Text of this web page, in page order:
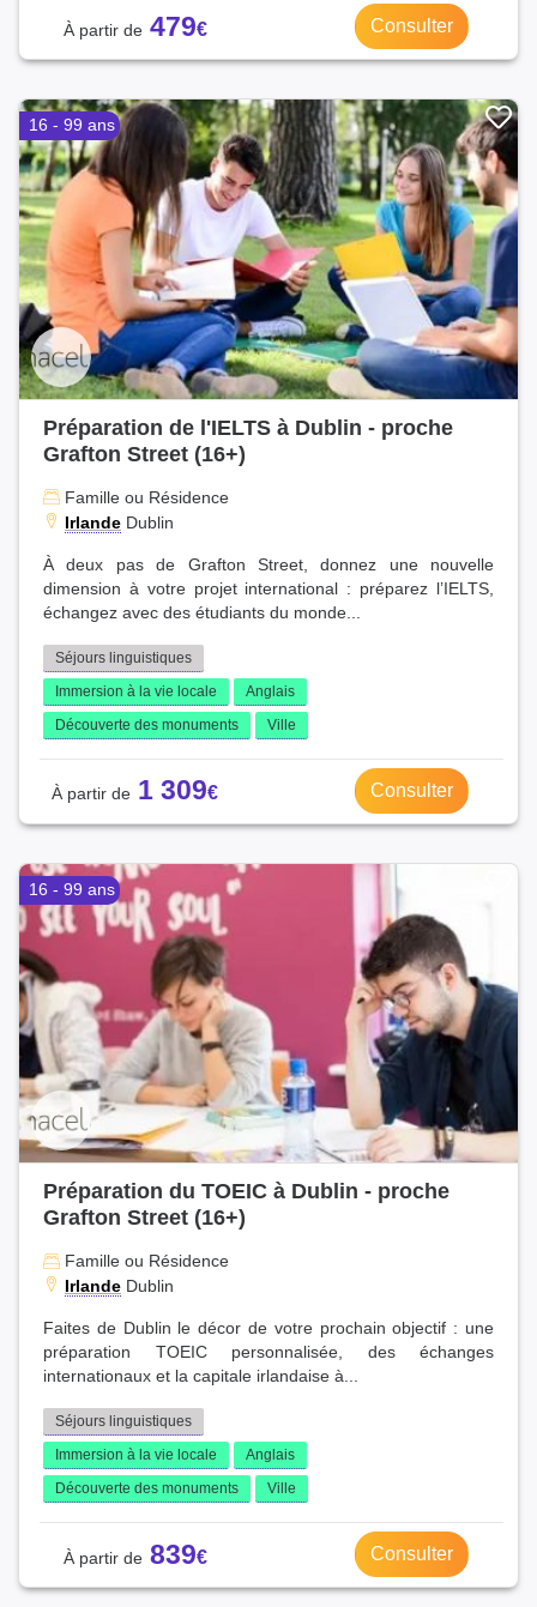
479 Consulter
16 - 99 ans
Préparation de l'IELTS à Dublin - proche
Grafton Street (16+)
Famille ou Résidence
Irlande Dublin
À deux pas de Grafton Street, donnez une nouvelle
dimension à votre projet international : préparez l’IELTS,
échangez avec des étudiants du monde...
Séjours linguistiques
Immersion à la vie locale
Anglais
Découverte des monuments
Ville
1 309 Consulter
16 - 99 ans
Préparation du TOEIC à Dublin - proche
Grafton Street (16+)
Famille ou Résidence
Irlande Dublin
Faites de Dublin le décor de votre prochain objectif : une
préparation TOEIC personnalisée, des échanges
internationaux et la capitale irlandaise à...
Séjours linguistiques
Immersion à la vie locale
Anglais
Découverte des monuments
Ville
839 Consulter